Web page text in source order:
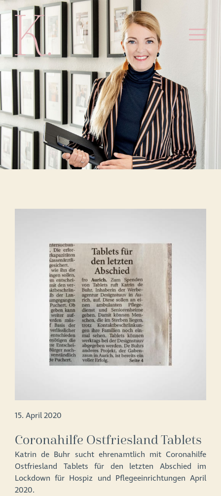
15. April 2020
Coronahilfe Ostfriesland Tablets
Katrin de Buhr sucht ehrenamtlich mit Coronahilfe
Ostfriesland Tablets für den letzten Abschied im
Lockdown für Hospiz und Pflegeeinrichtungen April
2020.